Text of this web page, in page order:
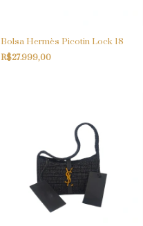
Bolsa Hermès Picotin Lock 18
R$27.999,00